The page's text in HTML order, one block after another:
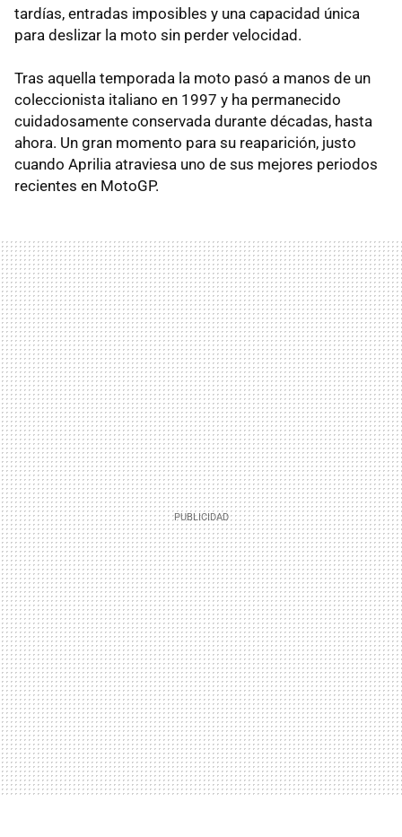
tardías, entradas imposibles y una capacidad única
para deslizar la moto sin perder velocidad.
Tras aquella temporada la moto pasó a manos de un
coleccionista italiano en 1997 y ha permanecido
cuidadosamente conservada durante décadas, hasta
ahora. Un gran momento para su reaparición, justo
cuando Aprilia atraviesa uno de sus mejores periodos
recientes en MotoGP.